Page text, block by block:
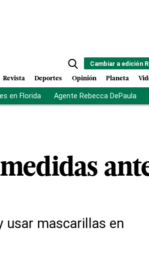
Cambiar a edición
Revista Deportes Opinión Planeta
en Florida Agente Rebecca DePaula
usar mascarillas en